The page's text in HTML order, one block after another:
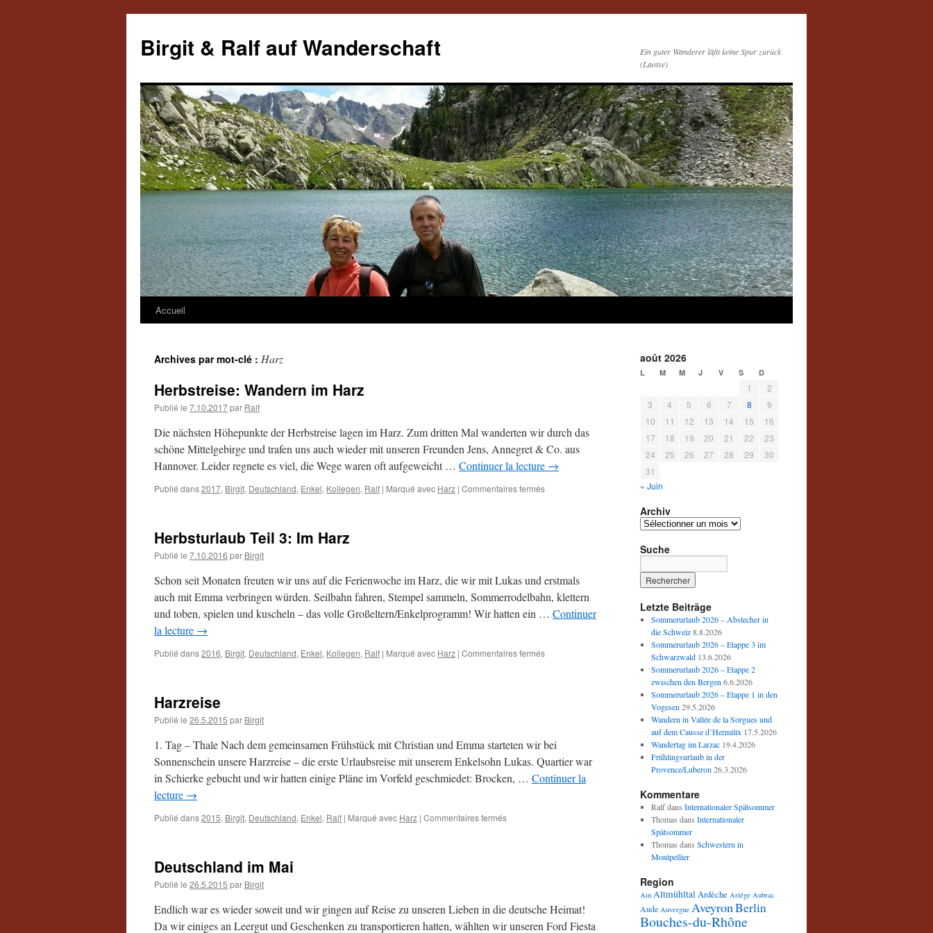
contenu
Birgit & Ralf auf Wanderschaft
Ein guter Wanderer läßt keine Spur zurück
(Laotse)
Accueil
Archives par mot-clé : Harz
Herbstreise: Wandern im Harz
Publié le 7.10.2017par Ralf
Die nächsten Höhepunkte der Herbstreise lagen im Harz. Zum dritten Mal wanderten wir durch das
schöne Mittelgebirge und trafen uns auch wieder mit unseren Freunden Jens, Annegret & Co. aus
Hannover. Leider regnete es viel, die Wege waren oft aufgeweicht … Continuer la lecture →
Publié dans2017, Birgit, Deutschland, Enkel, Kollegen, Ralf | Marqué avec Harz | Commentaires ferméssur
Herbsturlaub Teil 3: Im Harz
Publié le 7.10.2016 par Birgit
Schon seit Monaten freuten wir uns auf die Ferienwoche im Harz, die wir mit Lukas und erstmals
auch mit Emma verbringen würden. Seilbahn fahren, Stempel sammeln, Sommerrodelbahn, klettern
und toben, spielen und kuscheln – das volle Großeltern/Enkelprogramm! Wir hatten ein … Continuer
la lecture →
Publié dans2016, Birgit, Deutschland, Enkel, Kollegen, Ralf | Marqué avec Harz | Commentaires ferméssur
Harzreise
Publié le 26.5.2015 par Birgit
1. Tag – Thale Nach dem gemeinsamen Frühstück mit Christian und Emma starteten wir bei
Sonnenschein unsere Harzreise – die erste Urlaubsreise mit unserem Enkelsohn Lukas. Quartier war
in Schierke gebucht und wir hatten einige Pläne im Vorfeld geschmiedet: Brocken, … Continuer la
lecture →
Publié dans2015, Birgit, Deutschland, Enkel, Ralf | Marqué avec Harz | Commentaires ferméssur
Deutschland im Mai
Publié le 26.5.2015 par Birgit
Endlich war es wieder soweit und wir gingen auf Reise zu unseren Lieben in die deutsche Heimat!
Da wir einiges an Leergut und Geschenken zu transportieren hatten, wählten wir unseren Ford Fiesta
août 2026
L M M J V S D
1
2
3
4 5 6 7 8
9
10
11 12 13 14 15
16
17
18 19 20 21 22
23
24
25 26 27 28 29
30
31
« Juin
Archiv
Archiv
Suche
Letzte Beiträge
Sommerurlaub 2026 – Abstecher in
die Schweiz 8.8.2026
Sommerurlaub 2026 – Etappe 3 im
Schwarzwald 13.6.2026
Sommerurlaub 2026 – Etappe 2
zwischen den Bergen 6.6.2026
Sommerurlaub 2026 – Etappe 1 in den
Vogesen 29.5.2026
Wandern in Vallée de la Sorgues und
auf dem Causse d’Hermilix 17.5.2026
Wandertag im Larzac 19.4.2026
Frühlingsurlaub in der
Provence/Luberon 26.3.2026
Kommentare
Ralfdans Internationaler Spätsommer
Thomas dans Internationaler
Spätsommer
Thomas dans Schwestern in
Montpellier
Region
Ain AltmühltalArdèche Ariége Aubrac
Aude Auvergne AveyronBerlin
Bouches-du-Rhône